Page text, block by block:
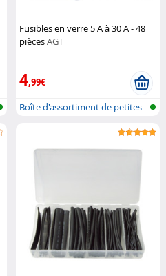
Fusibles en verre 5 A à 30 A - 48
piècesAGT
4,99€
Boîte d'assortiment de petites